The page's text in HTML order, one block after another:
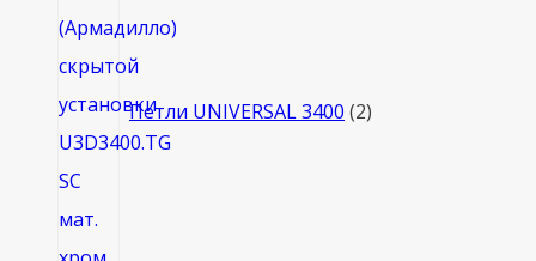
Петли UNIVERSAL 3400 2